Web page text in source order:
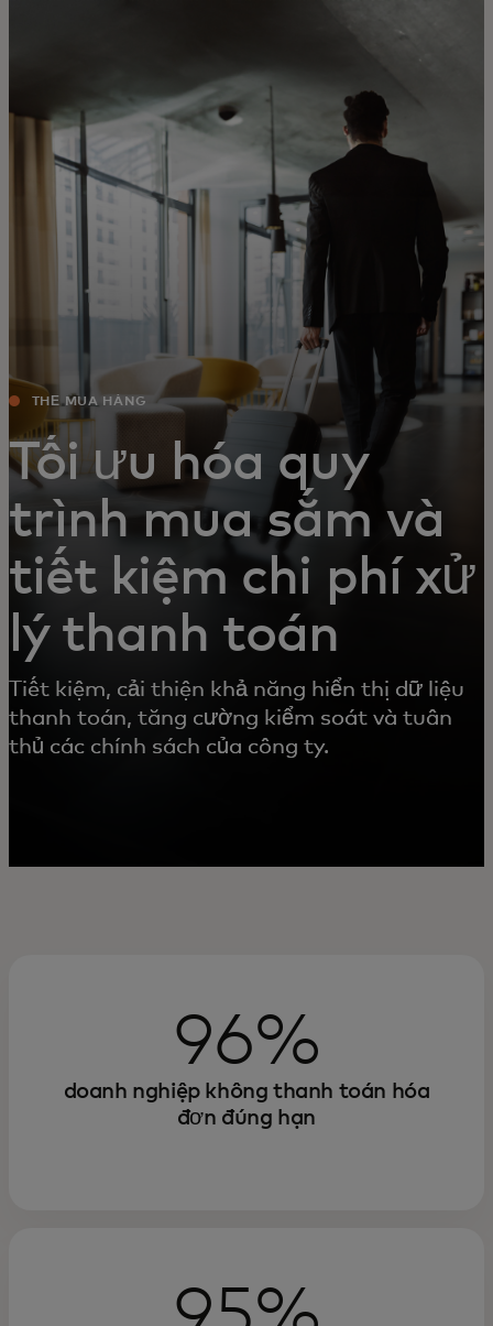
Dành cho doanh nghiệp
Dành cho thế giới
Dành cho nhà đổi mới
Tin tức và xu hướng
THẺ MUA HÀNG
Tối ưu hóa quy
trình mua sắm và
tiết kiệm chi phí xử
lý thanh toán
Tiết kiệm, cải thiện khả năng hiển thị dữ liệu
thanh toán, tăng cường kiểm soát và tuân
thủ các chính sách của công ty.
96%
doanh nghiệp không thanh toán hóa
đơn đúng hạn